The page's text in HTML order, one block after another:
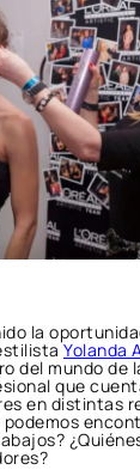
la
Yolanda
del mundo de
que
en distintas